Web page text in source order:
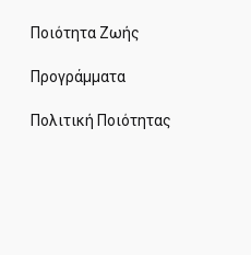
Ποιότητα Ζωής
Προγράμματα
Πολιτική Ποιότητας